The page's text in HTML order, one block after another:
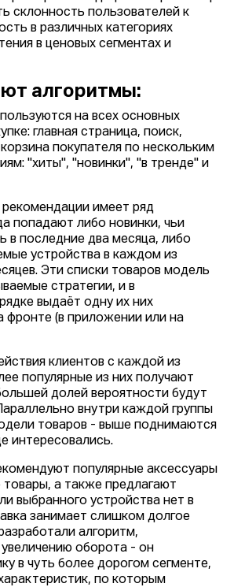
склонность пользователей к
в различных категориях
в ценовых сегментах и
алгоритмы:
на всех основных
главная страница, поиск,
покупателя по нескольким
"хиты", "новинки", "в тренде" и
имеет ряд
попадают либо новинки, чьи
в последние два месяца, либо
устройства в каждом из
Эти списки товаров модель
стратегии, и в
выдаёт одну их них
фронте (в приложении или на
клиентов с каждой из
популярные из них получают
долей вероятности будут
внутри каждой группы
товаров - выше поднимаются
интересовались.
популярные аксессуары
а также предлагают
выбранного устройства нет в
занимает слишком долгое
алгоритм,
оборота - он
в чуть более дорогом сегменте,
по которым